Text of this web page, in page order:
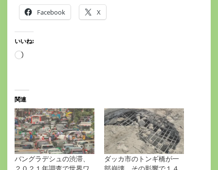
Facebook X
いいね:
読
中…
関連
バングラデシュの渋滞、
２０２１年調査で世界ワ
ダッカ市のトンギ橋が一
部崩壊、その影響で１４